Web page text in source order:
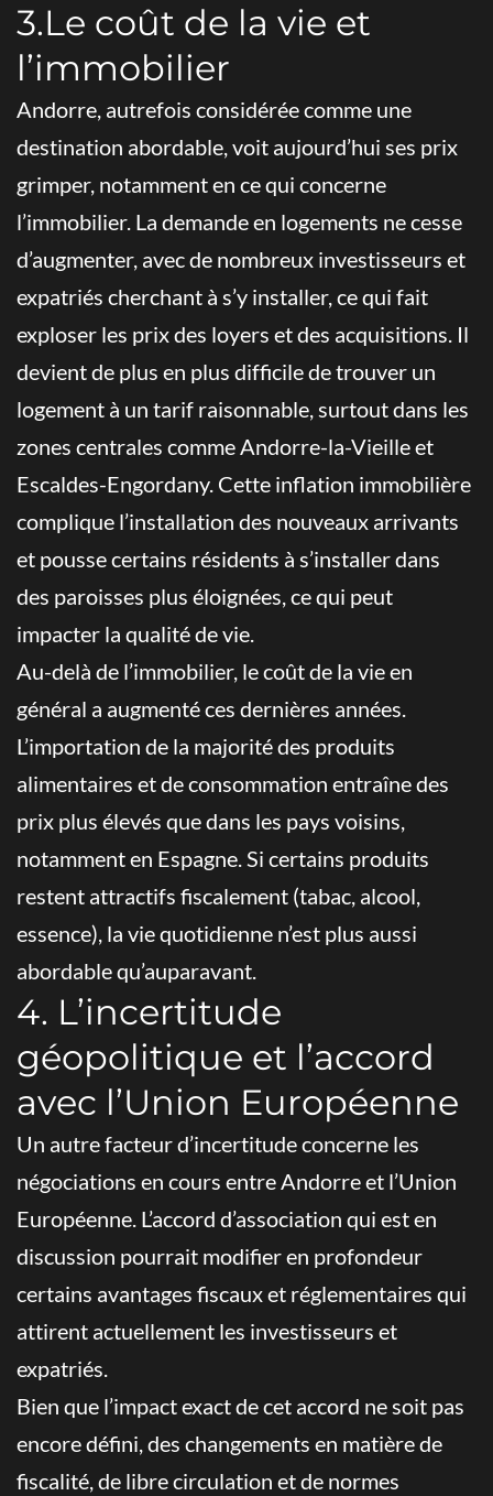
3.Le coût de la vie et
l’immobilier
Andorre, autrefois considérée comme une
destination abordable, voit aujourd’hui ses prix
grimper, notamment en ce qui concerne
l’immobilier. La demande en logements ne cesse
d’augmenter, avec de nombreux investisseurs et
expatriés cherchant à s’y installer, ce qui fait
exploser les prix des loyers et des acquisitions. Il
devient de plus en plus difficile de trouver un
logement à un tarif raisonnable, surtout dans les
zones centrales comme Andorre-la-Vieille et
Escaldes-Engordany. Cette inflation immobilière
complique l’installation des nouveaux arrivants
et pousse certains résidents à s’installer dans
des paroisses plus éloignées, ce qui peut
impacter la qualité de vie.
Au-delà de l’immobilier, le coût de la vie en
général a augmenté ces dernières années.
L’importation de la majorité des produits
alimentaires et de consommation entraîne des
prix plus élevés que dans les pays voisins,
notamment en Espagne. Si certains produits
restent attractifs fiscalement (tabac, alcool,
essence), la vie quotidienne n’est plus aussi
abordable qu’auparavant.
4. L’incertitude
géopolitique et l’accord
avec l’Union Européenne
Un autre facteur d’incertitude concerne les
négociations en cours entre Andorre et l’Union
Européenne. L’accord d’association qui est en
discussion pourrait modifier en profondeur
certains avantages fiscaux et réglementaires qui
attirent actuellement les investisseurs et
expatriés.
Bien que l’impact exact de cet accord ne soit pas
encore défini, des changements en matière de
fiscalité, de libre circulation et de normes